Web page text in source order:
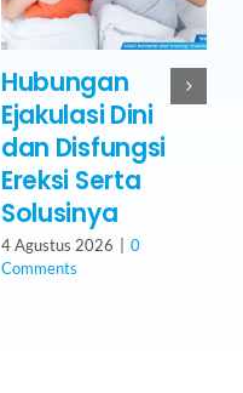
Hubungan
Ejakulasi Dini
dan Disfungsi
Ereksi Serta
Solusinya
4 Agustus 2026
0
Comments